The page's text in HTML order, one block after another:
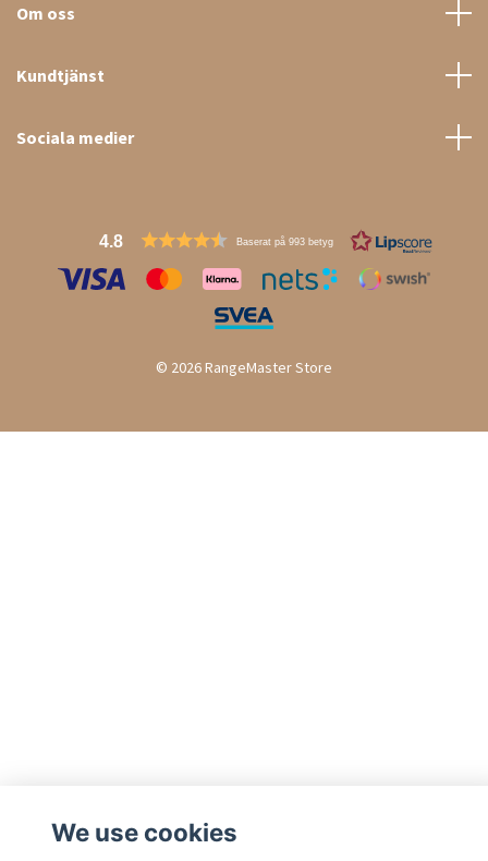
Om oss
Kundtjänst
Sociala medier
© 2026 RangeMaster Store
4.8 Baserat på 993 betyg
We use cookies